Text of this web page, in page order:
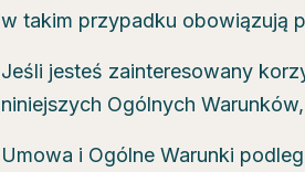
w takim przypadku obowiązują
Jeśli jesteś zainteresowany
niniejszych Ogólnych
Umowa i Ogólne Warunki